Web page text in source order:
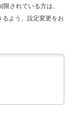
されている方は、
よう、設定変更をお